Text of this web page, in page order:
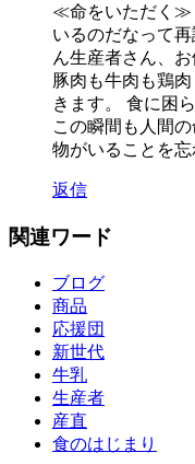
≪命をいただく≫
いるのだなって
ん生産者さん、
豚肉も牛肉も鶏
きます。 食に困
この瞬間も人間
物がいることを忘
返信
関連ワード
ブログ
商品
応援団
新世代
牛乳
生産者
産直
食のはじまり